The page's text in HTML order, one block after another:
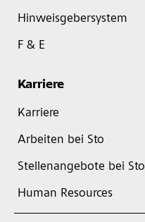
Hinweisgebersystem
F & E
Karriere
Karriere
Arbeiten bei Sto
Stellenangebote bei Sto
Human Resources